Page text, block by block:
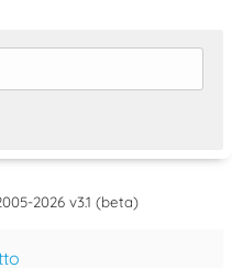
-2026 v3.1 (beta)